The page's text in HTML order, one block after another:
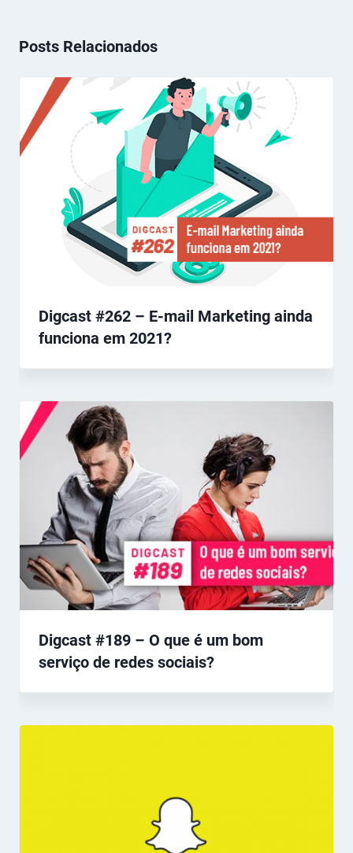
Posts Relacionados
Digcast #262 – E-mail Marketing ainda
funciona em 2021?
Digcast #189 – O que é um bom
serviço de redes sociais?